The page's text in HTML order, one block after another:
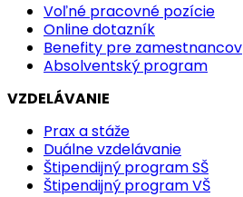
Voľné pracovné pozície
Online dotazník
Benefity pre zamestnancov
Absolventský program
VZDELÁVANIE
Prax a stáže
Duálne vzdelávanie
Štipendijný program SŠ
Štipendijný program VŠ